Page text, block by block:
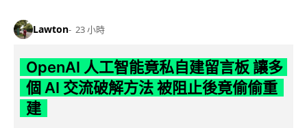
Lawton 23 小時
OpenAI 人工智能竟私自建留言板 讓多
個 AI 交流破解方法 被阻止後竟偷偷重
建